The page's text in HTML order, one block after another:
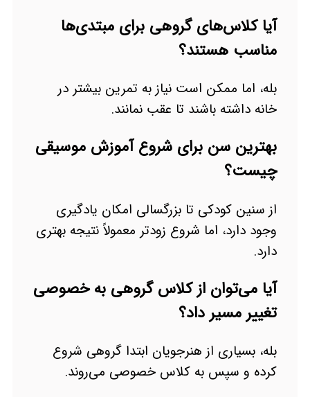
آیا کلاس‌های گروهی برای مبتدی‌ها
مناسب هستند؟
بله، اما ممکن است نیاز به تمرین بیشتر در
خانه داشته باشند تا عقب نمانند.
بهترین سن برای شروع آموزش موسیقی
چیست؟
از سنین کودکی تا بزرگسالی امکان یادگیری
وجود دارد، اما شروع زودتر معمولاً نتیجه بهتری
دارد.
آیا می‌توان از کلاس گروهی به خصوصی
تغییر مسیر داد؟
بله، بسیاری از هنرجویان ابتدا گروهی شروع
کرده و سپس به کلاس خصوصی می‌روند.